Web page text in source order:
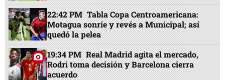
22:42 PM Tabla Copa Centroamericana:
Motagua sonríe y revés a Municipal; así
quedó la pelea
19:34 PM Real Madrid agita el mercado,
Rodri toma decisión y Barcelona cierra
acuerdo